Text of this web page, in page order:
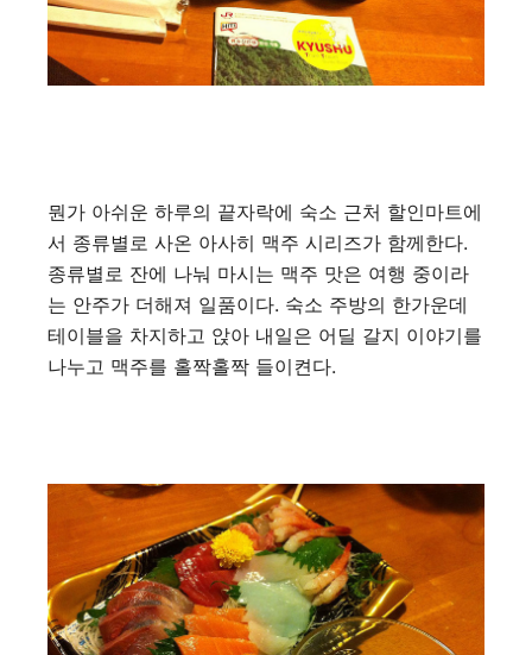
뭔가 아쉬운 하루의 끝자락에 숙소 근처 할인마트에
서 종류별로 사온 아사히 맥주 시리즈가 함께한다.
종류별로 잔에 나눠 마시는 맥주 맛은 여행 중이라
는 안주가 더해져 일품이다. 숙소 주방의 한가운데
테이블을 차지하고 앉아 내일은 어딜 갈지 이야기를
나누고 맥주를 홀짝홀짝 들이켠다.